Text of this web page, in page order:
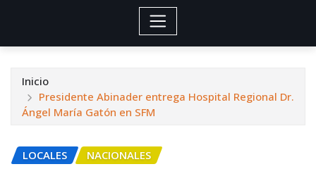
Inicio
Presidente Abinader entrega Hospital Regional Dr.
Ángel María Gatón en SFM
LOCALES NACIONALES